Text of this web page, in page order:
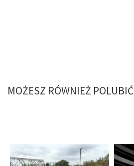
MOŻESZ RÓWNIEŻ POLUBIĆ